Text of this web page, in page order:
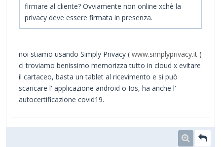
firmare al cliente? Ovviamente non online xchè la
privacy deve essere firmata in presenza.
noi stiamo usando Simply Privacy ( www.simplyprivacy.it )
ci troviamo benissimo memorizza tutto in cloud x evitare
il cartaceo, basta un tablet al ricevimento e si può
scaricare l' applicazione android o Ios, ha anche l'
autocertificazione covid19.